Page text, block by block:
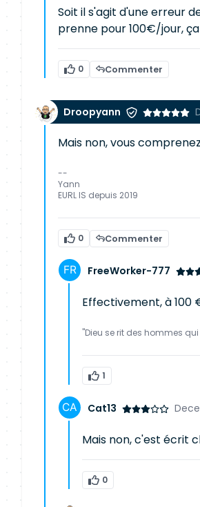
Soit il s'agit d'une erreur
prenne pour 100€/jour,
0 Commenter
Droopyann
Mais non, vous
--
Yann
EURL IS depuis 2019
0 Commenter
FreeWorker-777
Effectivement, à 100
"Dieu se rit des hommes
1
Cat13
Mais non, c'est écrit
0